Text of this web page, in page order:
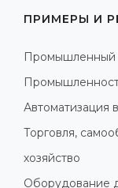
ПРИМЕРЫ И
Промышленный
Автоматизация
Торговля,
хозяйство
Оборудование